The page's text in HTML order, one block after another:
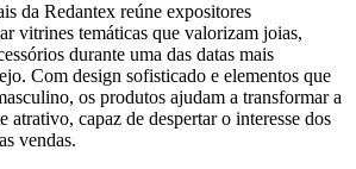
da Redantex reúne expositores
vitrines temáticas que valorizam joias,
durante uma das datas mais
Com design sofisticado e elementos que
os produtos ajudam a transformar a
atrativo, capaz de despertar o interesse dos
vendas.